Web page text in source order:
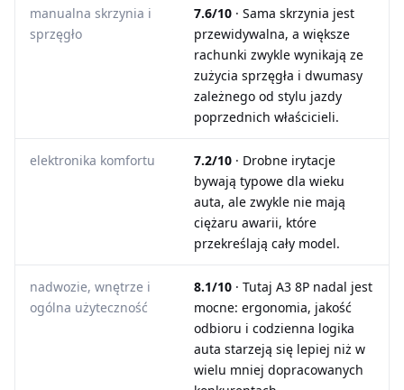
manualna skrzynia i
sprzęgło
7.6/10 · Sama skrzynia jest
przewidywalna, a większe
rachunki zwykle wynikają ze
zużycia sprzęgła i dwumasy
zależnego od stylu jazdy
poprzednich właścicieli.
elektronika komfortu 7.2/10 · Drobne irytacje
bywają typowe dla wieku
auta, ale zwykle nie mają
ciężaru awarii, które
przekreślają cały model.
nadwozie, wnętrze i
ogólna użyteczność
8.1/10 · Tutaj A3 8P nadal jest
mocne: ergonomia, jakość
odbioru i codzienna logika
auta starzeją się lepiej niż w
wielu mniej dopracowanych